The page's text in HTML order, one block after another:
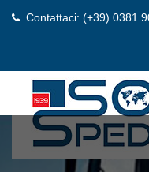
Contattaci: (+39)